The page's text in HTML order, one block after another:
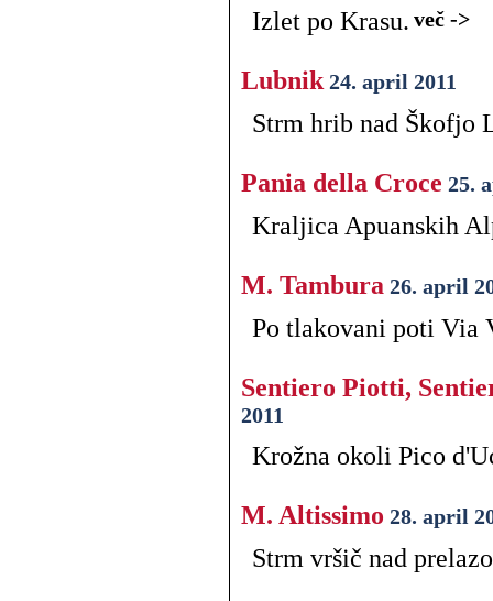
Izlet po Krasu. več ->
Lubnik 24. april 2011
Strm hrib nad Škofjo
Pania della Croce 25.
Kraljica Apuanskih
M. Tambura 26. april
Po tlakovani poti Via
Sentiero Piotti,
2011
Krožna okoli Pico
M. Altissimo 28. april
Strm vršič nad